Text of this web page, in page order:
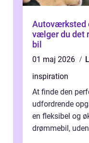
Autoværksted
vælger du det
bil
01 maj 2026
inspiration
At finde den
udfordrende
en fleksibel og
drømmebil,